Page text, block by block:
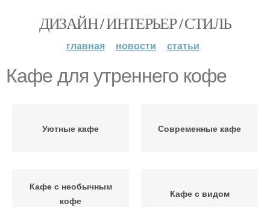
ДИЗАЙН / ИНТЕРЬЕР / СТИЛЬ
главная новости статьи
Кафе для утреннего кофе
Уютные кафе Современные кафе
Кафе с необычным
кофе
Кафе с видом